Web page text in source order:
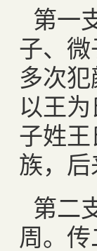
第一
子、
多次
以王
子姓
族，
第二
周。